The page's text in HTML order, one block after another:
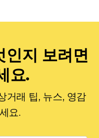
인지 보려면
요.
거래 팁, 뉴스, 영감
요.